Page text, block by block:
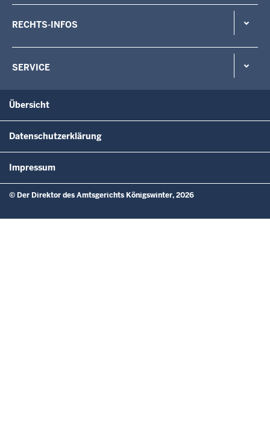
RECHTS-INFOS
SERVICE
Übersicht
Datenschutzerklärung
Impressum
© Der Direktor des Amtsgerichts Königswinter, 2026